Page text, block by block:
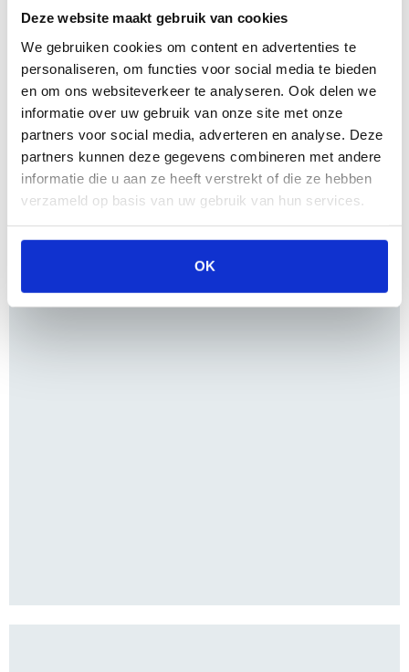
Deze website maakt gebruik van cookies
We gebruiken cookies om content en advertenties te
personaliseren, om functies voor social media te bieden
en om ons websiteverkeer te analyseren. Ook delen we
informatie over uw gebruik van onze site met onze
partners voor social media, adverteren en analyse. Deze
partners kunnen deze gegevens combineren met andere
informatie die u aan ze heeft verstrekt of die ze hebben
verzameld op basis van uw gebruik van hun services.
OK